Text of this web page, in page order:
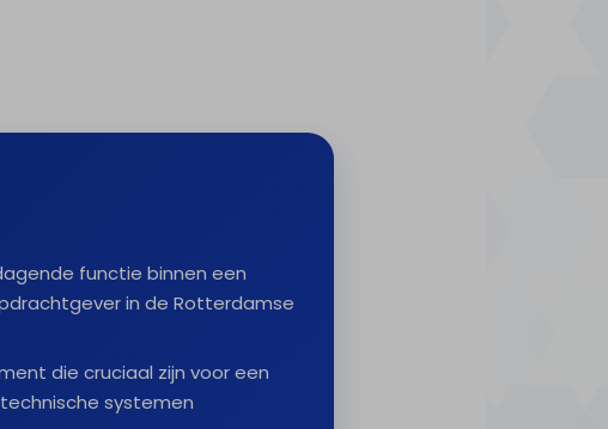
functie binnen een
in de Rotterdamse
die cruciaal zijn voor een
systemen